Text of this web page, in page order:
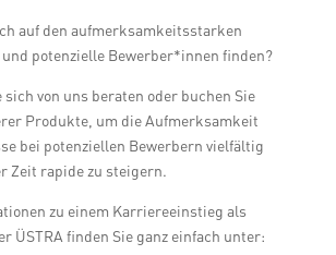
auf den aufmerksamkeitsstarken
potenzielle Bewerber*innen finden?
sich von uns beraten oder buchen Sie
Produkte, um die Aufmerksamkeit
bei potenziellen Bewerbern vielfältig
Zeit rapide zu steigern.
zu einem Karriereeinstieg als
ÜSTRA finden Sie ganz einfach unter: